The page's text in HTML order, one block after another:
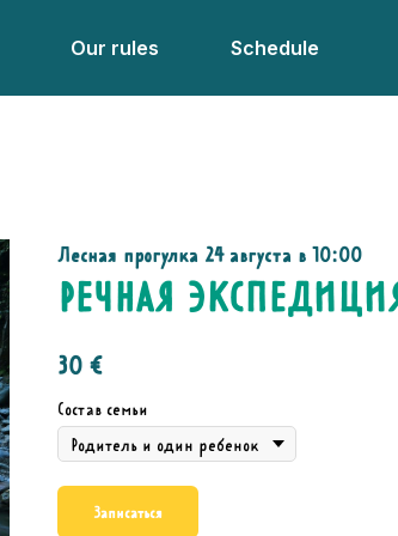
Our rules Schedule
Лесная прогулка 24 августа в 10:00
РЕЧНАЯ
30€
Состав семьи
Записаться